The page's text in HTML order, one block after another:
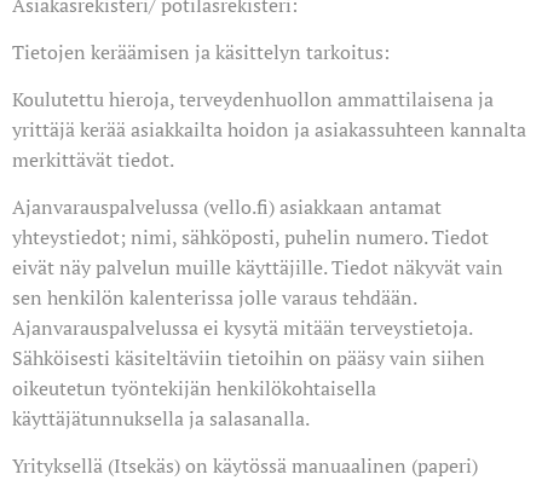
Tietojen keräämisen ja käsittelyn tarkoitus:
Koulutettu hieroja, terveydenhuollon ammattilaisena ja
yrittäjä kerää asiakkailta hoidon ja asiakassuhteen kannalta
merkittävät tiedot.
Ajanvarauspalvelussa (vello.fi) asiakkaan antamat
yhteystiedot; nimi, sähköposti, puhelin numero. Tiedot
eivät näy palvelun muille käyttäjille. Tiedot näkyvät vain
sen henkilön kalenterissa jolle varaus tehdään.
Ajanvarauspalvelussa ei kysytä mitään terveystietoja.
Sähköisesti käsiteltäviin tietoihin on pääsy vain siihen
oikeutetun työntekijän henkilökohtaisella
käyttäjätunnuksella ja salasanalla.
Yrityksellä (Itsekäs) on käytössä manuaalinen (paperi)